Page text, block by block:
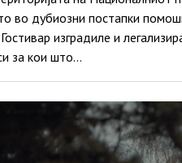
во дубиозни постапки
изградиле и
за кои што…